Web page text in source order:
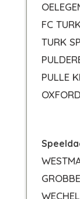
FC
TURK
PULLE